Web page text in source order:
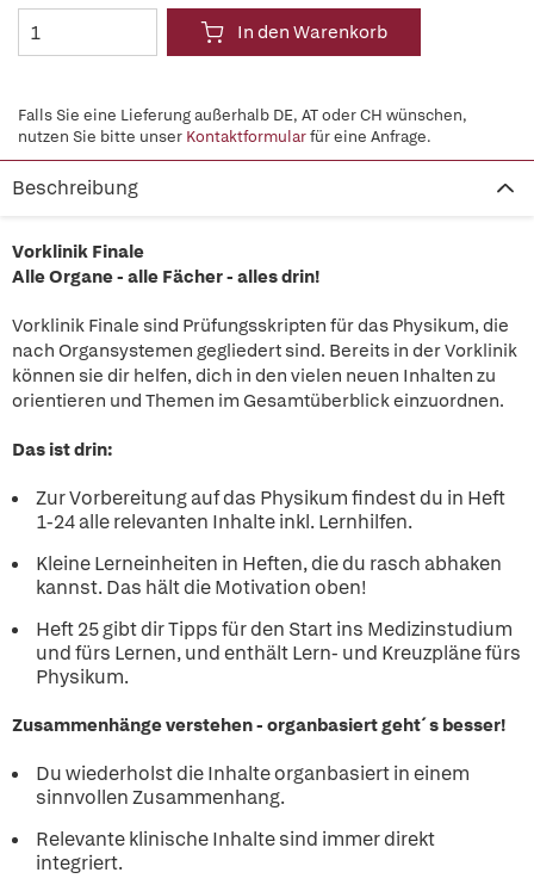
In den Warenkorb
Falls Sie eine Lieferung außerhalb DE, AT oder CH wünschen,
nutzen Sie bitte unser Kontaktformularfür eine Anfrage.
Beschreibung
Vorklinik Finale
Alle Organe - alle Fächer - alles drin!
Vorklinik Finale sind Prüfungsskripten für das Physikum, die
nach Organsystemen gegliedert sind. Bereits in der Vorklinik
können sie dir helfen, dich in den vielen neuen Inhalten zu
orientieren und Themen im Gesamtüberblick einzuordnen.
Das ist drin:
Zur Vorbereitung auf das Physikum findest du in Heft
1-24 alle relevanten Inhalte inkl. Lernhilfen.
Kleine Lerneinheiten in Heften, die du rasch abhaken
kannst. Das hält die Motivation oben!
Heft 25 gibt dir Tipps für den Start ins Medizinstudium
und fürs Lernen, und enthält Lern- und Kreuzpläne fürs
Physikum.
Zusammenhänge verstehen - organbasiert geht´s besser!
Du wiederholst die Inhalte organbasiert in einem
sinnvollen Zusammenhang.
Relevante klinische Inhalte sind immer direkt
integriert.